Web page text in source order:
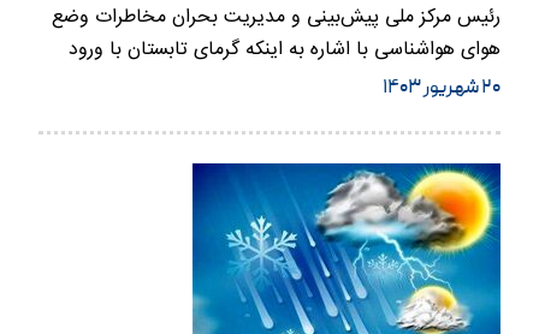
رئیس مرکز ملی پیش‌بینی و مدیریت بحران مخاطرات وضع
هوای هواشناسی با اشاره به اینکه گرمای تابستان با ورود
موج‌های کاهش…
۲۰ شهریور ۱۴۰۳